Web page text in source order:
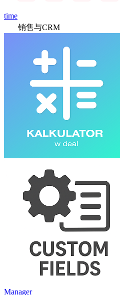
time
销售与CRM
Manager